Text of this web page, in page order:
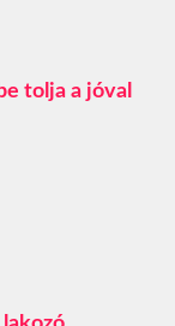
tolja a jóval